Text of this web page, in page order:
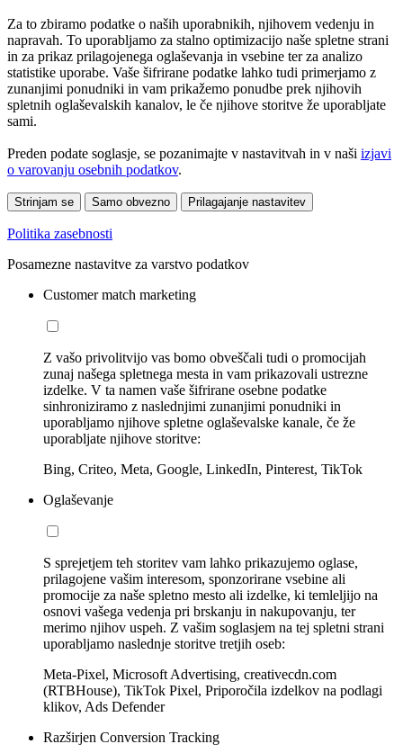
Za to zbiramo podatke o naših uporabnikih, njihovem vedenju in
napravah. To uporabljamo za stalno optimizacijo naše spletne strani
in za prikaz prilagojenega oglaševanja in vsebine ter za analizo
statistike uporabe. Vaše šifrirane podatke lahko tudi primerjamo z
zunanjimi ponudniki in vam prikažemo ponudbe prek njihovih
spletnih oglaševalskih kanalov, le če njihove storitve že uporabljate
sami.
Preden podate soglasje, se pozanimajte v nastavitvah in v naši izjavi
o varovanju osebnih podatkov.
Strinjam se Samo obvezno Prilagajanje nastavitev
Politika zasebnosti
Posamezne nastavitve za varstvo podatkov
Customer match marketing
Z vašo privolitvijo vas bomo obveščali tudi o promocijah
zunaj našega spletnega mesta in vam prikazovali ustrezne
izdelke. V ta namen vaše šifrirane osebne podatke
sinhroniziramo z naslednjimi zunanjimi ponudniki in
uporabljamo njihove spletne oglaševalske kanale, če že
uporabljate njihove storitve:
Bing, Criteo, Meta, Google, LinkedIn, Pinterest, TikTok
Oglaševanje
S sprejetjem teh storitev vam lahko prikazujemo oglase,
prilagojene vašim interesom, sponzorirane vsebine ali
promocije za naše spletno mesto ali izdelke, ki temleljijo na
osnovi vašega vedenja pri brskanju in nakupovanju, ter
merimo njihov uspeh. Z vašim soglasjem na tej spletni strani
uporabljamo naslednje storitve tretjih oseb:
Meta-Pixel, Microsoft Advertising, creativecdn.com
(RTBHouse), TikTok Pixel, Priporočila izdelkov na podlagi
klikov, Ads Defender
Razširjen Conversion Tracking